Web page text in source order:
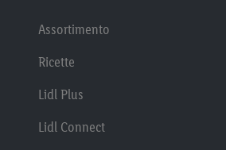
Assortimento
Ricette
Lidl Plus
Lidl Connect